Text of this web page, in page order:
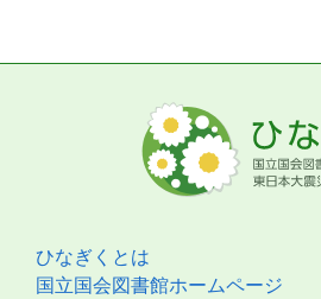
ひなぎくとは
国立国会図書館ホームページ